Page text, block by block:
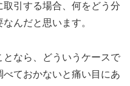
引する場合、何をどう分
んだと思います。
なら、どういうケースで
ておかないと痛い目にあ